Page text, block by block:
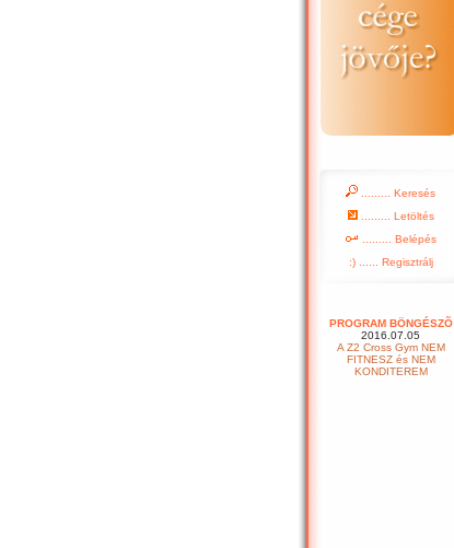
......... Keresés
......... Letöltés
......... Belépés
:) ...... Regisztrálj
PROGRAM BÖNGÉSZÕ
2016.07.05
A Z2 Cross Gym NEM
FITNESZ és NEM
KONDITEREM